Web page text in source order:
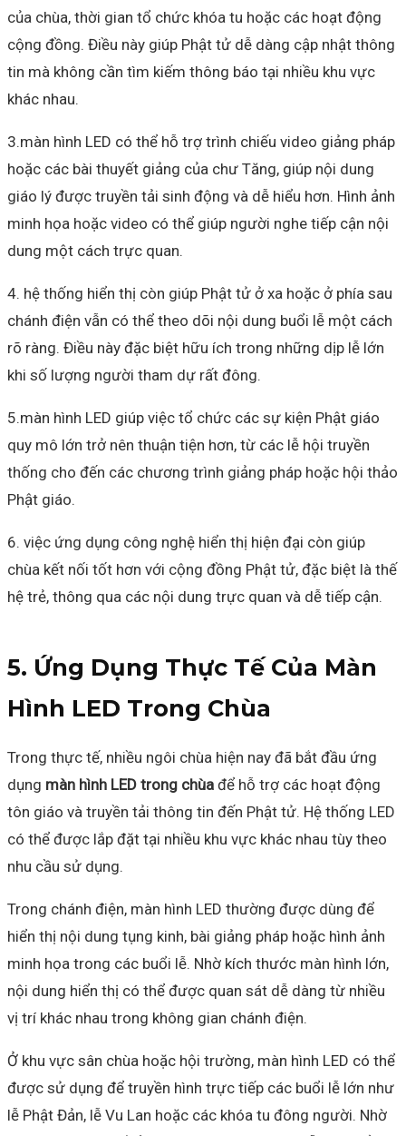
của chùa, thời gian tổ chức khóa tu hoặc các hoạt động
cộng đồng. Điều này giúp Phật tử dễ dàng cập nhật thông
tin mà không cần tìm kiếm thông báo tại nhiều khu vực
khác nhau.
3.màn hình LED có thể hỗ trợ trình chiếu video giảng pháp
hoặc các bài thuyết giảng của chư Tăng, giúp nội dung
giáo lý được truyền tải sinh động và dễ hiểu hơn. Hình ảnh
minh họa hoặc video có thể giúp người nghe tiếp cận nội
dung một cách trực quan.
4. hệ thống hiển thị còn giúp Phật tử ở xa hoặc ở phía sau
chánh điện vẫn có thể theo dõi nội dung buổi lễ một cách
rõ ràng. Điều này đặc biệt hữu ích trong những dịp lễ lớn
khi số lượng người tham dự rất đông.
5.màn hình LED giúp việc tổ chức các sự kiện Phật giáo
quy mô lớn trở nên thuận tiện hơn, từ các lễ hội truyền
thống cho đến các chương trình giảng pháp hoặc hội thảo
Phật giáo.
6. việc ứng dụng công nghệ hiển thị hiện đại còn giúp
chùa kết nối tốt hơn với cộng đồng Phật tử, đặc biệt là thế
hệ trẻ, thông qua các nội dung trực quan và dễ tiếp cận.
5. Ứng Dụng Thực Tế Của Màn
Hình LED Trong Chùa
Trong thực tế, nhiều ngôi chùa hiện nay đã bắt đầu ứng
dụng màn hình LED trong chùa để hỗ trợ các hoạt động
tôn giáo và truyền tải thông tin đến Phật tử. Hệ thống LED
có thể được lắp đặt tại nhiều khu vực khác nhau tùy theo
nhu cầu sử dụng.
Trong chánh điện, màn hình LED thường được dùng để
hiển thị nội dung tụng kinh, bài giảng pháp hoặc hình ảnh
minh họa trong các buổi lễ. Nhờ kích thước màn hình lớn,
nội dung hiển thị có thể được quan sát dễ dàng từ nhiều
vị trí khác nhau trong không gian chánh điện.
Ở khu vực sân chùa hoặc hội trường, màn hình LED có thể
được sử dụng để truyền hình trực tiếp các buổi lễ lớn như
lễ Phật Đản, lễ Vu Lan hoặc các khóa tu đông người. Nhờ